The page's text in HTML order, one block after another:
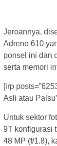
Jeroannya,
Adreno 610
ponsel ini dan
serta memori
[irp
Asli atau
Untuk sektor
9T konfigurasi
48 MP (f/1.8),